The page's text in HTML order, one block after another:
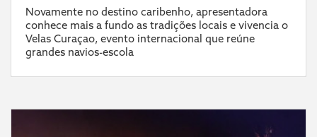
Novamente no destino caribenho, apresentadora
conhece mais a fundo as tradições locais e vivencia o
Velas Curaçao, evento internacional que reúne
grandes navios-escola